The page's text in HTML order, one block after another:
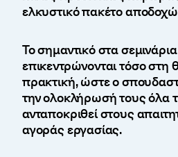
ελκυστικό πακέτο
Το σημαντικό στα
επικεντρώνονται τόσο στη
πρακτική, ώστε ο
την ολοκλήρωσή τους όλα
ανταποκριθεί στους
αγοράς εργασίας.